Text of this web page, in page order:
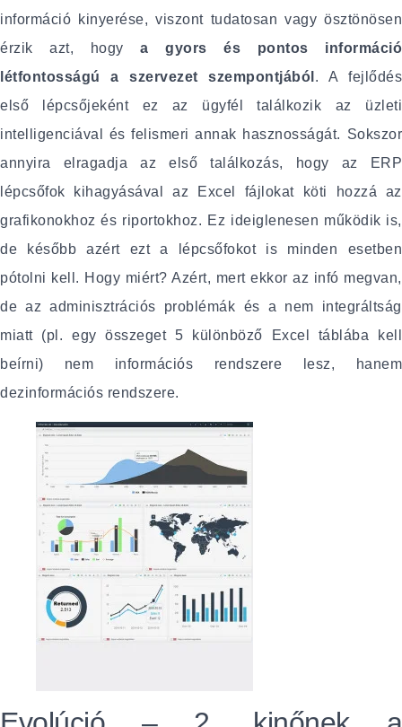
információ kinyerése, viszont tudatosan vagy ösztönösen
érzik azt, hogy a gyors és pontos információ
létfontosságú a szervezet szempontjából . A fejlődés
első lépcsőjeként ez az ügyfél találkozik az üzleti
intelligenciával és felismeri annak hasznosságát. Sokszor
annyira elragadja az első találkozás, hogy az ERP
lépcsőfok kihagyásával az Excel fájlokat köti hozzá az
grafikonokhoz és riportokhoz. Ez ideiglenesen működik is,
de később azért ezt a lépcsőfokot is minden esetben
pótolni kell. Hogy miért? Azért, mert ekkor az infó megvan,
de az adminisztrációs problémák és a nem integráltság
miatt (pl. egy összeget 5 különböző Excel táblába kell
beírni) nem információs rendszere lesz, hanem
dezinformációs rendszere.